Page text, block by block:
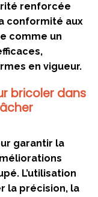
renforcée
conformité aux
comme un
en vigueur.
bricoler dans
garantir la
L’utilisation
la précision, la